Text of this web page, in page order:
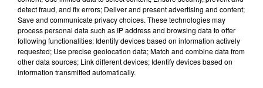
LES JEUX Voir plus
detect fraud, and fix errors; Deliver and present advertising and content;
Save and communicate privacy choices. These technologies may
process personal data such as IP address and browsing data to offer
following functionalities: Identify devices based on information actively
requested; Use precise geolocation data; Match and combine data from
other data sources; Link different devices; Identify devices based on
information transmitted automatically.